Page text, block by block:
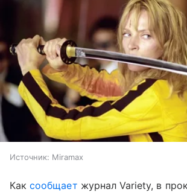
Источник: Miramax
Каксообщает журнал Variety, в